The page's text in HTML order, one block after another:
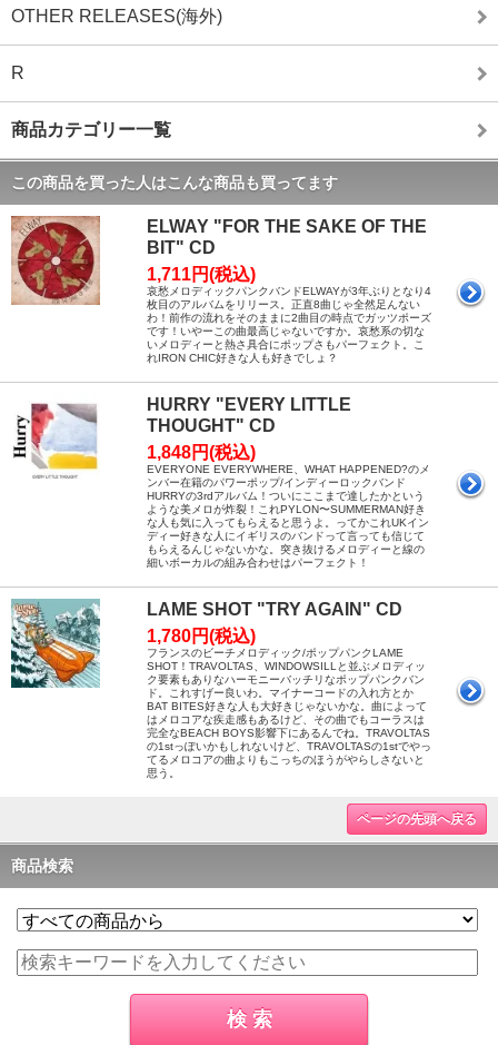
OTHER RELEASES(海外)
R
商品カテゴリー一覧
この商品を買った人はこんな商品も買ってます
ELWAY "FOR THE SAKE OF THE
BIT" CD
1,711円(税込)
哀愁メロディックパンクバンドELWAYが3年ぶりとなり4
枚目のアルバムをリリース。正直8曲じゃ全然足んない
わ！前作の流れをそのままに2曲目の時点でガッツポーズ
です！いやーこの曲最高じゃないですか。哀愁系の切な
いメロディーと熱さ具合にポップさもパーフェクト。こ
れIRON CHIC好きな人も好きでしょ？
HURRY "EVERY LITTLE
THOUGHT" CD
1,848円(税込)
EVERYONE EVERYWHERE、WHAT HAPPENED?のメ
ンバー在籍のパワーポップ/インディーロックバンド
HURRYの3rdアルバム！ついにここまで達したかという
ような美メロが炸裂！これPYLON〜SUMMERMAN好き
な人も気に入ってもらえると思うよ。ってかこれUKイン
ディー好きな人にイギリスのバンドって言っても信じて
もらえるんじゃないかな。突き抜けるメロディーと線の
細いボーカルの組み合わせはパーフェクト！
LAME SHOT "TRY AGAIN" CD
1,780円(税込)
フランスのビーチメロディック/ポップパンクLAME
SHOT！TRAVOLTAS、WINDOWSILLと並ぶメロディッ
ク要素もありなハーモニーバッチリなポップパンクバン
ド。これすげー良いわ。マイナーコードの入れ方とか
BAT BITES好きな人も大好きじゃないかな。曲によって
はメロコアな疾走感もあるけど、その曲でもコーラスは
完全なBEACH BOYS影響下にあるんでね。TRAVOLTAS
の1stっぽいかもしれないけど、TRAVOLTASの1stでやっ
てるメロコアの曲よりもこっちのほうがやらしさないと
思う。
ページの先頭へ戻る
商品検索